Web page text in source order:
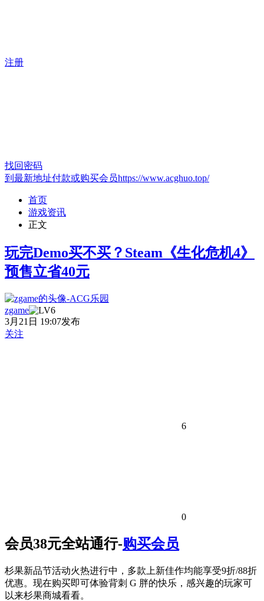
注册
找回密码
到最新地址付款或购买会员https://www.acghuo.top/
首页
游戏资讯
正文
玩完Demo买不买？Steam《生化危机4》
预售立省40元
zgame
3月21日 19:07发布
关注
6
0
会员38元全站通行-购买会员
杉果新品节活动火热进行中，多款上新佳作均能享受9折/88折
优惠。现在购买即可体验背刺 G 胖的快乐，感兴趣的玩家可
以来杉果商城看看。